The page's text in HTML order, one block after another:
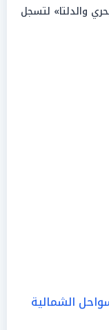
والدلتا» لتسجل
الشمالية